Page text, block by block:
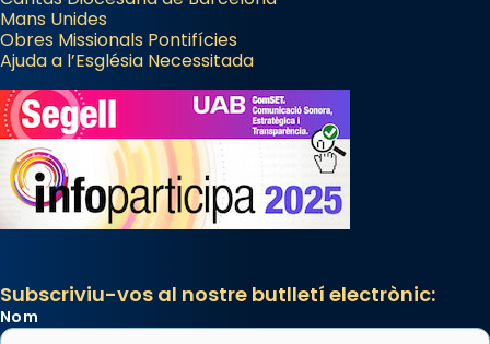
Mans Unides
Obres Missionals Pontifícies
Ajuda a l’Església Necessitada
Subscriviu-vos al nostre butlletí electrònic:
Nom